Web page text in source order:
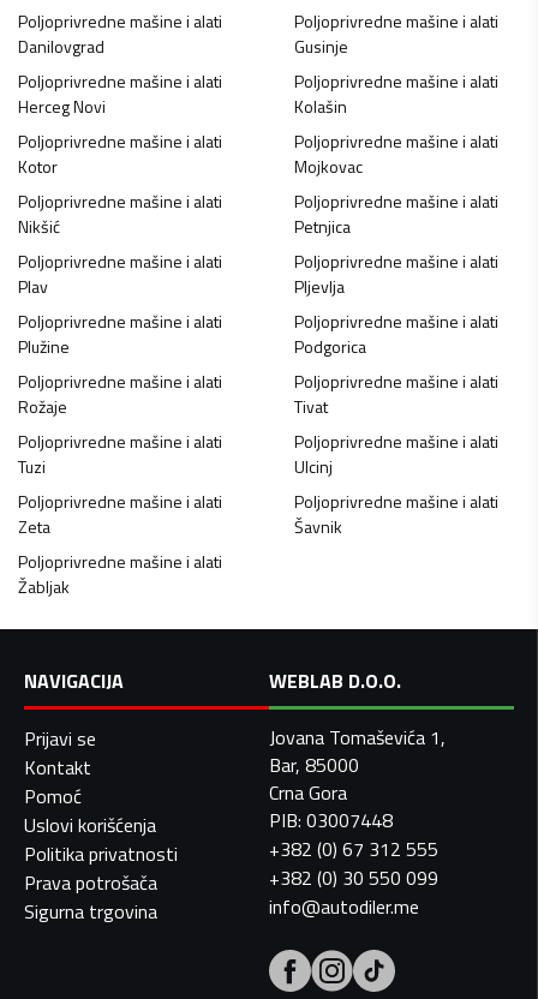
Poljoprivredne mašine i alati
Danilovgrad
Poljoprivredne mašine i alati
Gusinje
Poljoprivredne mašine i alati
Herceg Novi
Poljoprivredne mašine i alati
Kolašin
Poljoprivredne mašine i alati
Kotor
Poljoprivredne mašine i alati
Mojkovac
Poljoprivredne mašine i alati
Nikšić
Poljoprivredne mašine i alati
Petnjica
Poljoprivredne mašine i alati
Plav
Poljoprivredne mašine i alati
Pljevlja
Poljoprivredne mašine i alati
Plužine
Poljoprivredne mašine i alati
Podgorica
Poljoprivredne mašine i alati
Rožaje
Poljoprivredne mašine i alati
Tivat
Poljoprivredne mašine i alati
Tuzi
Poljoprivredne mašine i alati
Ulcinj
Poljoprivredne mašine i alati
Zeta
Poljoprivredne mašine i alati
Šavnik
Poljoprivredne mašine i alati
Žabljak
NAVIGACIJA
Prijavi se
Kontakt
Pomoć
Uslovi korišćenja
Politika privatnosti
Prava potrošača
Sigurna trgovina
WEBLAB D.O.O.
Jovana Tomaševića 1,
Bar, 85000
Crna Gora
PIB: 03007448
+382 (0) 67 312 555
+382 (0) 30 550 099
info@autodiler.me